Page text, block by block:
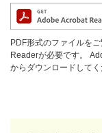
PDF形式のファイルを
Readerが必要です。
からダウンロードしてく